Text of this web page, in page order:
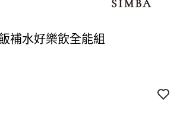
補水好樂飲全能組